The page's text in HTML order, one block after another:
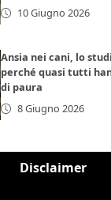
10 Giugno 2026
Ansia nei cani, lo
perché quasi tutti
di paura
8 Giugno 2026
Disclaimer